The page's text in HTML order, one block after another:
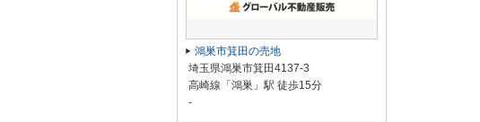
鴻巣市箕田の売地
埼玉県鴻巣市箕田4137-3
高崎線「鴻巣」駅 徒歩15分
-